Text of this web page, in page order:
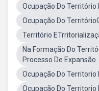
Ocupação Do
Ocupação Do
Território
Na Formação Do
Processo De Expansão
Ocupação Do
Ocupação Do